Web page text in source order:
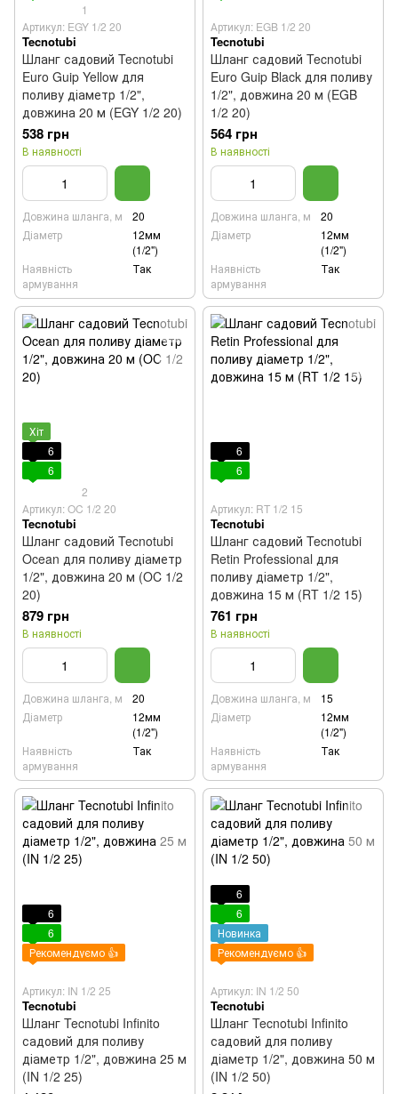
1
Артикул: EGY 1/2 20
Tecnotubi
Шланг садовий Tecnotubi
Euro Guip Yellow для
поливу діаметр 1/2",
довжина 20 м (EGY 1/2 20)
538 грн
В наявності
Довжина шланга, м
20
Діаметр
12мм
(1/2")
Наявність
армування
Так
Артикул: EGB 1/2 20
Tecnotubi
Шланг садовий Tecnotubi
Euro Guip Black для поливу
1/2", довжина 20 м (EGB
1/2 20)
564 грн
В наявності
Довжина шланга, м
20
Діаметр
12мм
(1/2")
Наявність
армування
Так
Хіт
6
6
2
Артикул: OC 1/2 20
Tecnotubi
Шланг садовий Tecnotubi
Ocean для поливу діаметр
1/2", довжина 20 м (OC 1/2
20)
879 грн
В наявності
Довжина шланга, м
20
Діаметр
12мм
(1/2")
Наявність
армування
Так
6
6
Артикул: RT 1/2 15
Tecnotubi
Шланг садовий Tecnotubi
Retin Professional для
поливу діаметр 1/2",
довжина 15 м (RT 1/2 15)
761 грн
В наявності
Довжина шланга, м
15
Діаметр
12мм
(1/2")
Наявність
армування
Так
6
6
Рекомендуємо 👍
Артикул: IN 1/2 25
Tecnotubi
Шланг Tecnotubi Infinito
садовий для поливу
діаметр 1/2", довжина 25 м
(IN 1/2 25)
6
6
Новинка
Рекомендуємо 👍
Артикул: IN 1/2 50
Tecnotubi
Шланг Tecnotubi Infinito
садовий для поливу
діаметр 1/2", довжина 50 м
(IN 1/2 50)